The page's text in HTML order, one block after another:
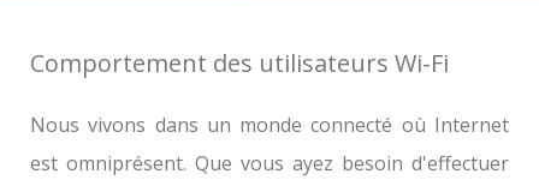
Comportement des utilisateurs Wi-Fi
Nous vivons dans un monde connecté où Internet
est omniprésent. Que vous ayez besoin d'effectuer